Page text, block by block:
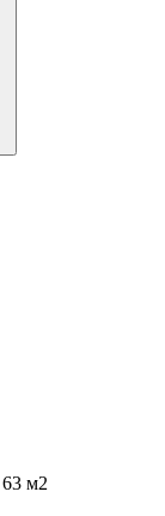
63 м2